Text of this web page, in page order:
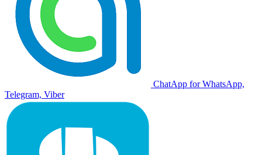
ChatApp for WhatsApp,
Telegram, Viber